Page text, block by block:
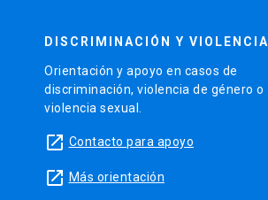
DISCRIMINACIÓN Y VIOLENCIA
Orientación y apoyo en casos de
discriminación, violencia de género o
violencia sexual.
launch Contacto para apoyo
launch Más orientación